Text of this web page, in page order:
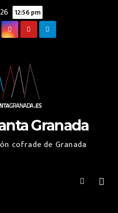
12:56 pm
Granada
cofrade de Granada